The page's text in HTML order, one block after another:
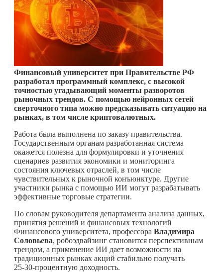
Финансовый университет при Правительстве РФ
разработал программный комплекс, с высокой
точностью угадывающий моменты разворотов
рыночных трендов. С помощью нейронных сетей
сверточного типа можно предсказывать ситуацию на
рынках, в том числе криптовалютных.
Работа была выполнена по заказу правительства.
Государственным органам разработанная система
окажется полезна для формулировки и уточнения
сценариев развития экономики и мониторинга
состояния ключевых отраслей, в том числе
чувствительных к рыночной конъюнктуре. Другие
участники рынка с помощью ИИ могут разрабатывать
эффективные торговые стратегии.
По словам руководителя департамента анализа данных,
принятия решений и финансовых технологий
Финансового университета, профессора Владимира
Соловьева, робоэдвайзинг становится перспективным
трендом, а применение ИИ дает возможности на
традиционных рынках акций стабильно получать
25‑30‑процентную доходность.